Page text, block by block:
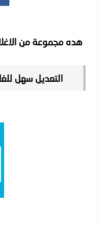
هده مجموعة من
التعديل سهل